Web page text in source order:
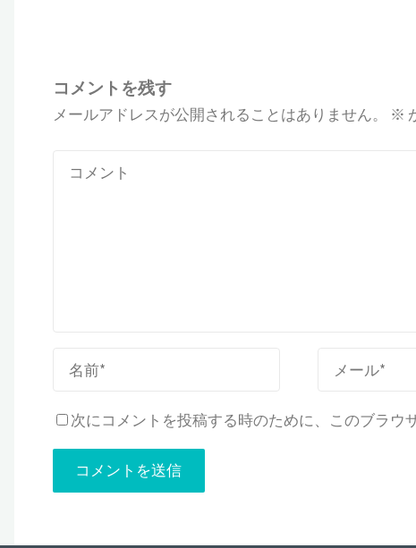
コメントを残す
メールアドレスが公開されることはありません。 ※
次にコメントを投稿する時のために、このブラウ